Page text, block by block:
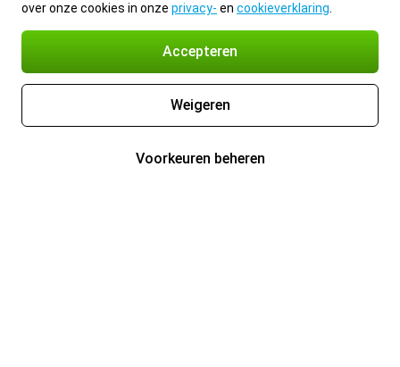
over onze cookies in onze privacy- en cookieverklaring
Accepteren
Weigeren
Voorkeuren beheren